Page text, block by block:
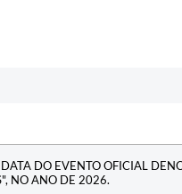
DO EVENTO OFICIAL
NO ANO DE 2026.